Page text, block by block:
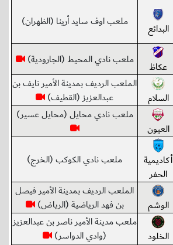
البدائع ملعب اوف سايد أرينا (الظهران)
عكاظ ملعب نادي المحيط (الجارودية)
السلام
الملعب الرديف بمدينة الأمير نايف بن
عبدالعزيز (القطيف)
العيون
ملعب نادي محايل (محايل عسير)
أكاديمية
الحفر
ملعب نادي الكوكب (الخرج)
الوشم
الملعب الرديف بمدينة الأمير فيصل
بن فهد الرياضية (الرياض)
الخلود
ملعب مدينة الأمير ناصر بن عبدالعزيز
(وادي الدواسر)